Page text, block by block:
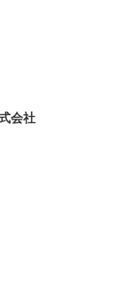
会社